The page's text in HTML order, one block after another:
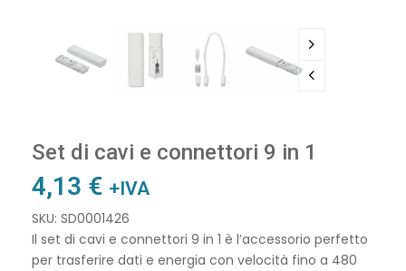
Set di cavi e connettori 9 in 1
4,13 € +IVA
SKU: SD0001426
Il set di cavi e connettori 9 in 1 è l’accessorio perfetto
per trasferire dati e energia con velocità fino a 480